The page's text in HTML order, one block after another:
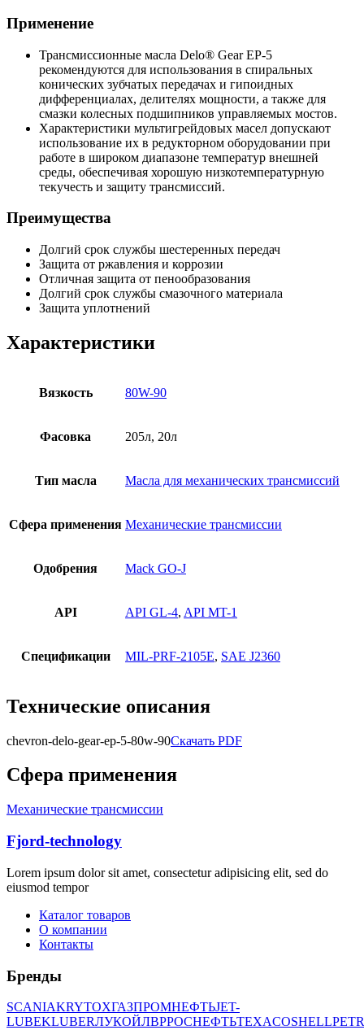
Применение
Трансмиссионные масла Delo® Gear EP-5
рекомендуются для использования в спиральных
конических зубчатых передачах и гипоидных
дифференциалах, делителях мощности, а также для
смазки колесных подшипников управляемых мостов.
Характеристики мультигрейдовых масел допускают
использование их в редукторном оборудовании при
работе в широком диапазоне температур внешней
среды, обеспечивая хорошую низкотемпературную
текучесть и защиту трансмиссий.
Преимущества
Долгий срок службы шестеренных передач
Защита от ржавления и коррозии
Отличная защита от пенообразования
Долгий срок службы смазочного материала
Защита уплотнений
Характеристики
Вязкость 80W-90
Фасовка 205л, 20л
Тип масла Масла для механических трансмиссий
Сфера применения Механические трансмиссии
Одобрения Mack GO-J
API API GL-4, API MT-1
Спецификации MIL-PRF-2105E, SAE J2360
Технические описания
chevron-delo-gear-ep-5-80w-90Скачать PDF
Сфера применения
Механические трансмиссии
Fjord-technology
Lorem ipsum dolor sit amet, consectetur adipisicing elit, sed do
eiusmod tempor
Каталог товаров
О компании
Контакты
Бренды
SCANIAKRYTOXГАЗПРОМНЕФТЬJET-
LUBEKLUBERЛУКОЙЛBPРОСНЕФТЬTEXACOSHELL